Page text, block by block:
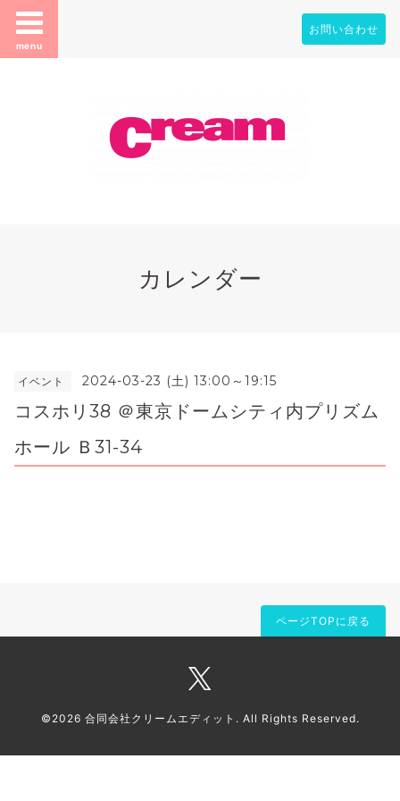
menu
お問い合わせ
カレンダー
イベント 2024-03-23 (土) 13:00～19:15
コスホリ38 ＠東京ドームシティ内プリズム
ホール Ｂ31-34
ページTOPに戻る
©2026 合同会社クリームエディット . All Rights Reserved.